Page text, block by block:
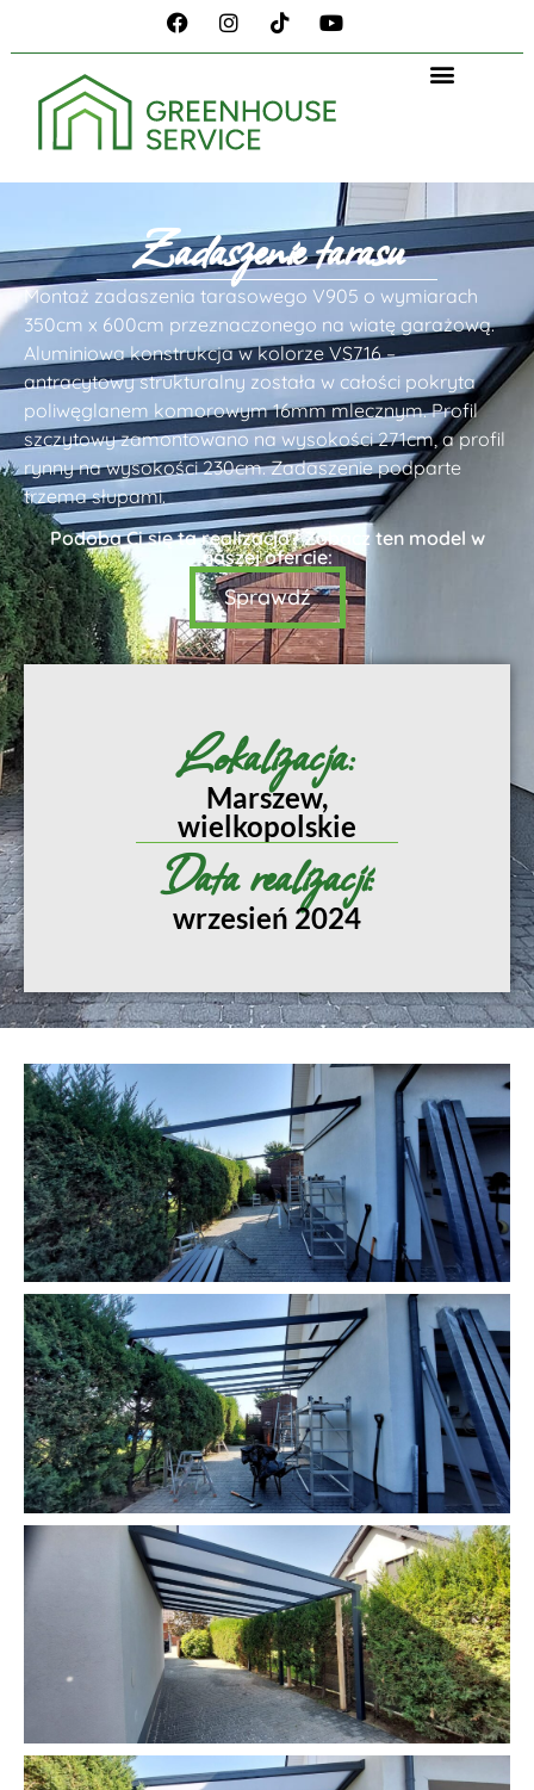
Zadaszenie tarasu
Montaż zadaszenia tarasowego V905 o wymiarach
350cm x 600cm przeznaczonego na wiatę garażową.
Aluminiowa konstrukcja w kolorze VS716 –
antracytowy strukturalny została w całości pokryta
poliwęglanem komorowym 16mm mlecznym. Profil
szczytowy zamontowano na wysokości 271cm, a profil
rynny na wysokości 230cm. Zadaszenie podparte
trzema słupami.
Podoba Ci się ta realizacja? Zobacz ten model w
naszej ofercie:
Sprawdź
Lokalizacja:
Marszew,
wielkopolskie
Data realizacji:
wrzesień 2024